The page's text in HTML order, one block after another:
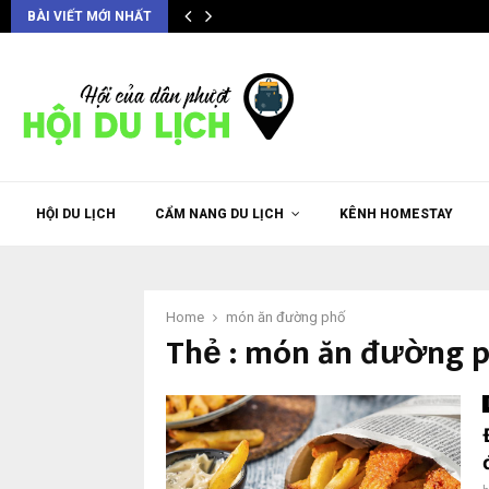
BÀI VIẾT MỚI NHẤT
HỘI DU LỊCH CẨM NANG DU LỊCH KÊNH HOMESTAY
Home món ăn đường phố
Thẻ : món ăn đường